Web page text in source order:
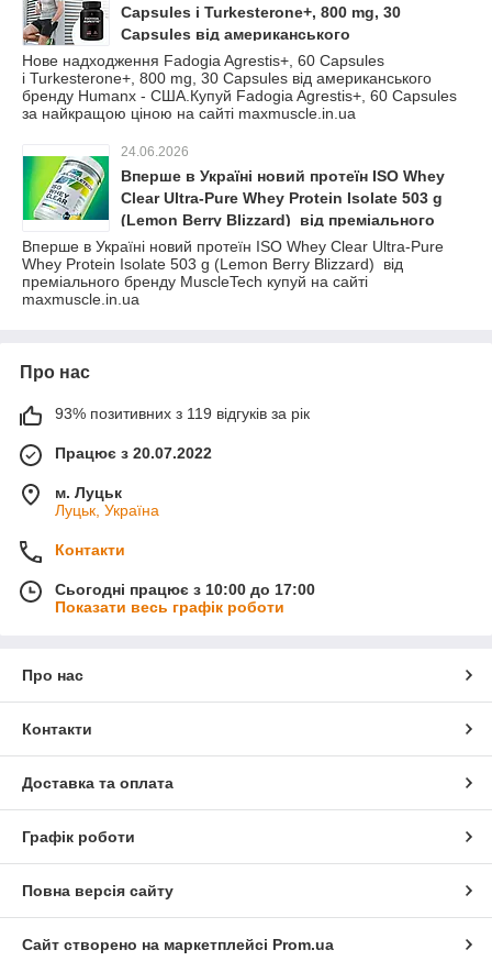
Capsules і Turkesterone+, 800 mg, 30
Capsules від американського
бренду Humanx - США.Купуй Fadogia
Agrestis+, 60 Capsules за найкращою ціною
на сайті maxmuscle.in.ua
Нове надходження Fadogia Agrestis+, 60 Capsules
і Turkesterone+, 800 mg, 30 Capsules від американського
бренду Humanx - США.Купуй Fadogia Agrestis+, 60 Capsules
за найкращою ціною на сайті maxmuscle.in.ua
24.06.2026
Вперше в Україні новий протеїн ISO Whey
Clear Ultra-Pure Whey Protein Isolate 503 g
(Lemon Berry Blizzard) від преміального
бренду MuscleTech купуй на сайті
maxmuscle.in.ua
Вперше в Україні новий протеїн ISO Whey Clear Ultra-Pure
Whey Protein Isolate 503 g (Lemon Berry Blizzard) від
преміального бренду MuscleTech купуй на сайті
maxmuscle.in.ua
Про нас
93% позитивних з 119 відгуків за рік
Працює з 20.07.2022
м. Луцьк
Луцьк, Україна
Контакти
Сьогодні працює з 10:00 до 17:00
Показати весь графік роботи
Про нас
Контакти
Доставка та оплата
Графік роботи
Повна версія сайту
Сайт створено на маркетплейсі Prom.ua